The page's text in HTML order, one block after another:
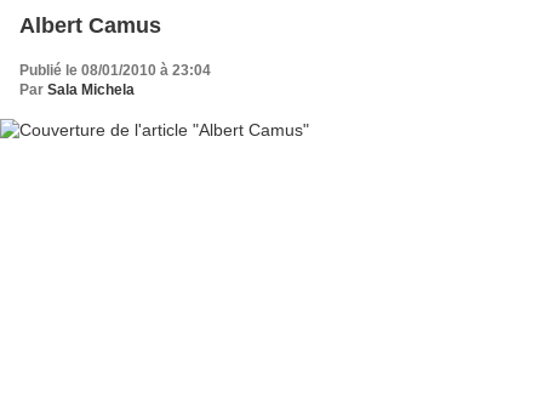
Albert Camus
Publié le 08/01/2010 à 23:04
Par Sala Michela